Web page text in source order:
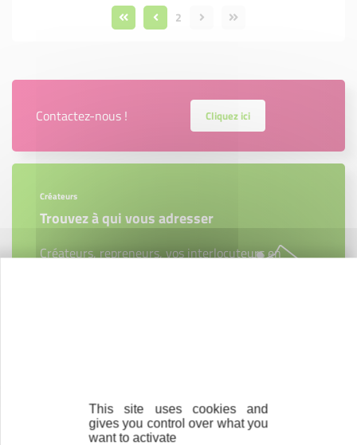
2
Contactez-nous ! Cliquez ici
Créateurs
Trouvez à qui vous adresser
Créateurs, repreneurs, vos interlocuteurs en
Nos partenaires
This site uses cookies and
gives you control over what you
want to activate